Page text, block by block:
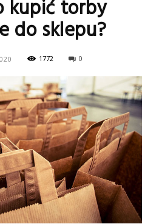
kupić torby
do sklepu?
1772 0